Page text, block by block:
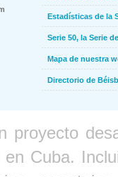
Estadísticas de la
Serie 50, la Serie
Mapa de nuestra
Directorio de
proyecto
Cuba.